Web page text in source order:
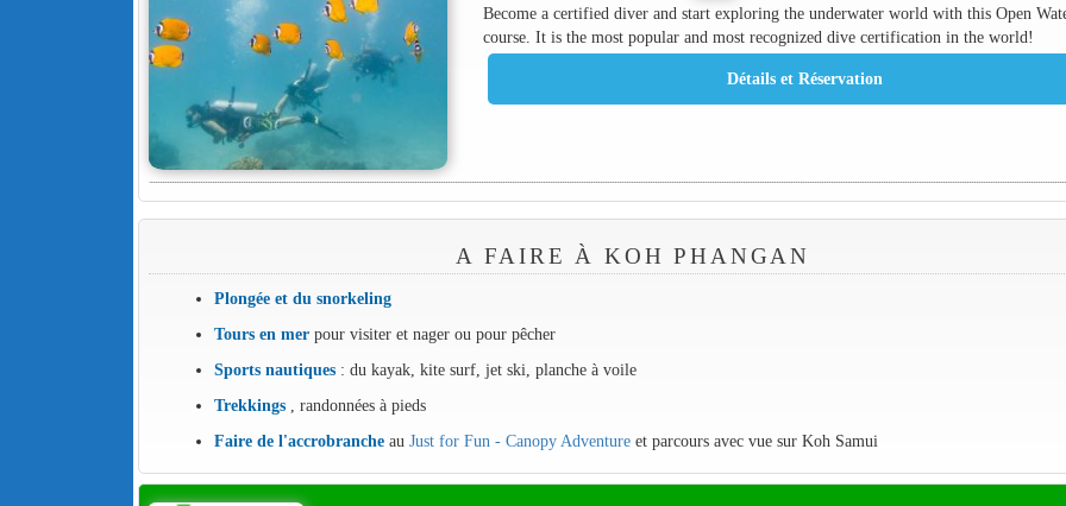
Become a certified diver and start exploring the underwater world with this Open
course. It is the most popular and most recognized dive certification in the world!
A FAIRE À KOH PHANGAN
Plongée et du snorkeling
Tours en merpour visiter et nager ou pour pêcher
Sports nautiques: du kayak, kite surf, jet ski, planche à voile
Trekkings, randonnées à pieds
Faire de l'accrobrancheau Just for Fun - Canopy Adventureet parcours avec vue sur Koh Samui